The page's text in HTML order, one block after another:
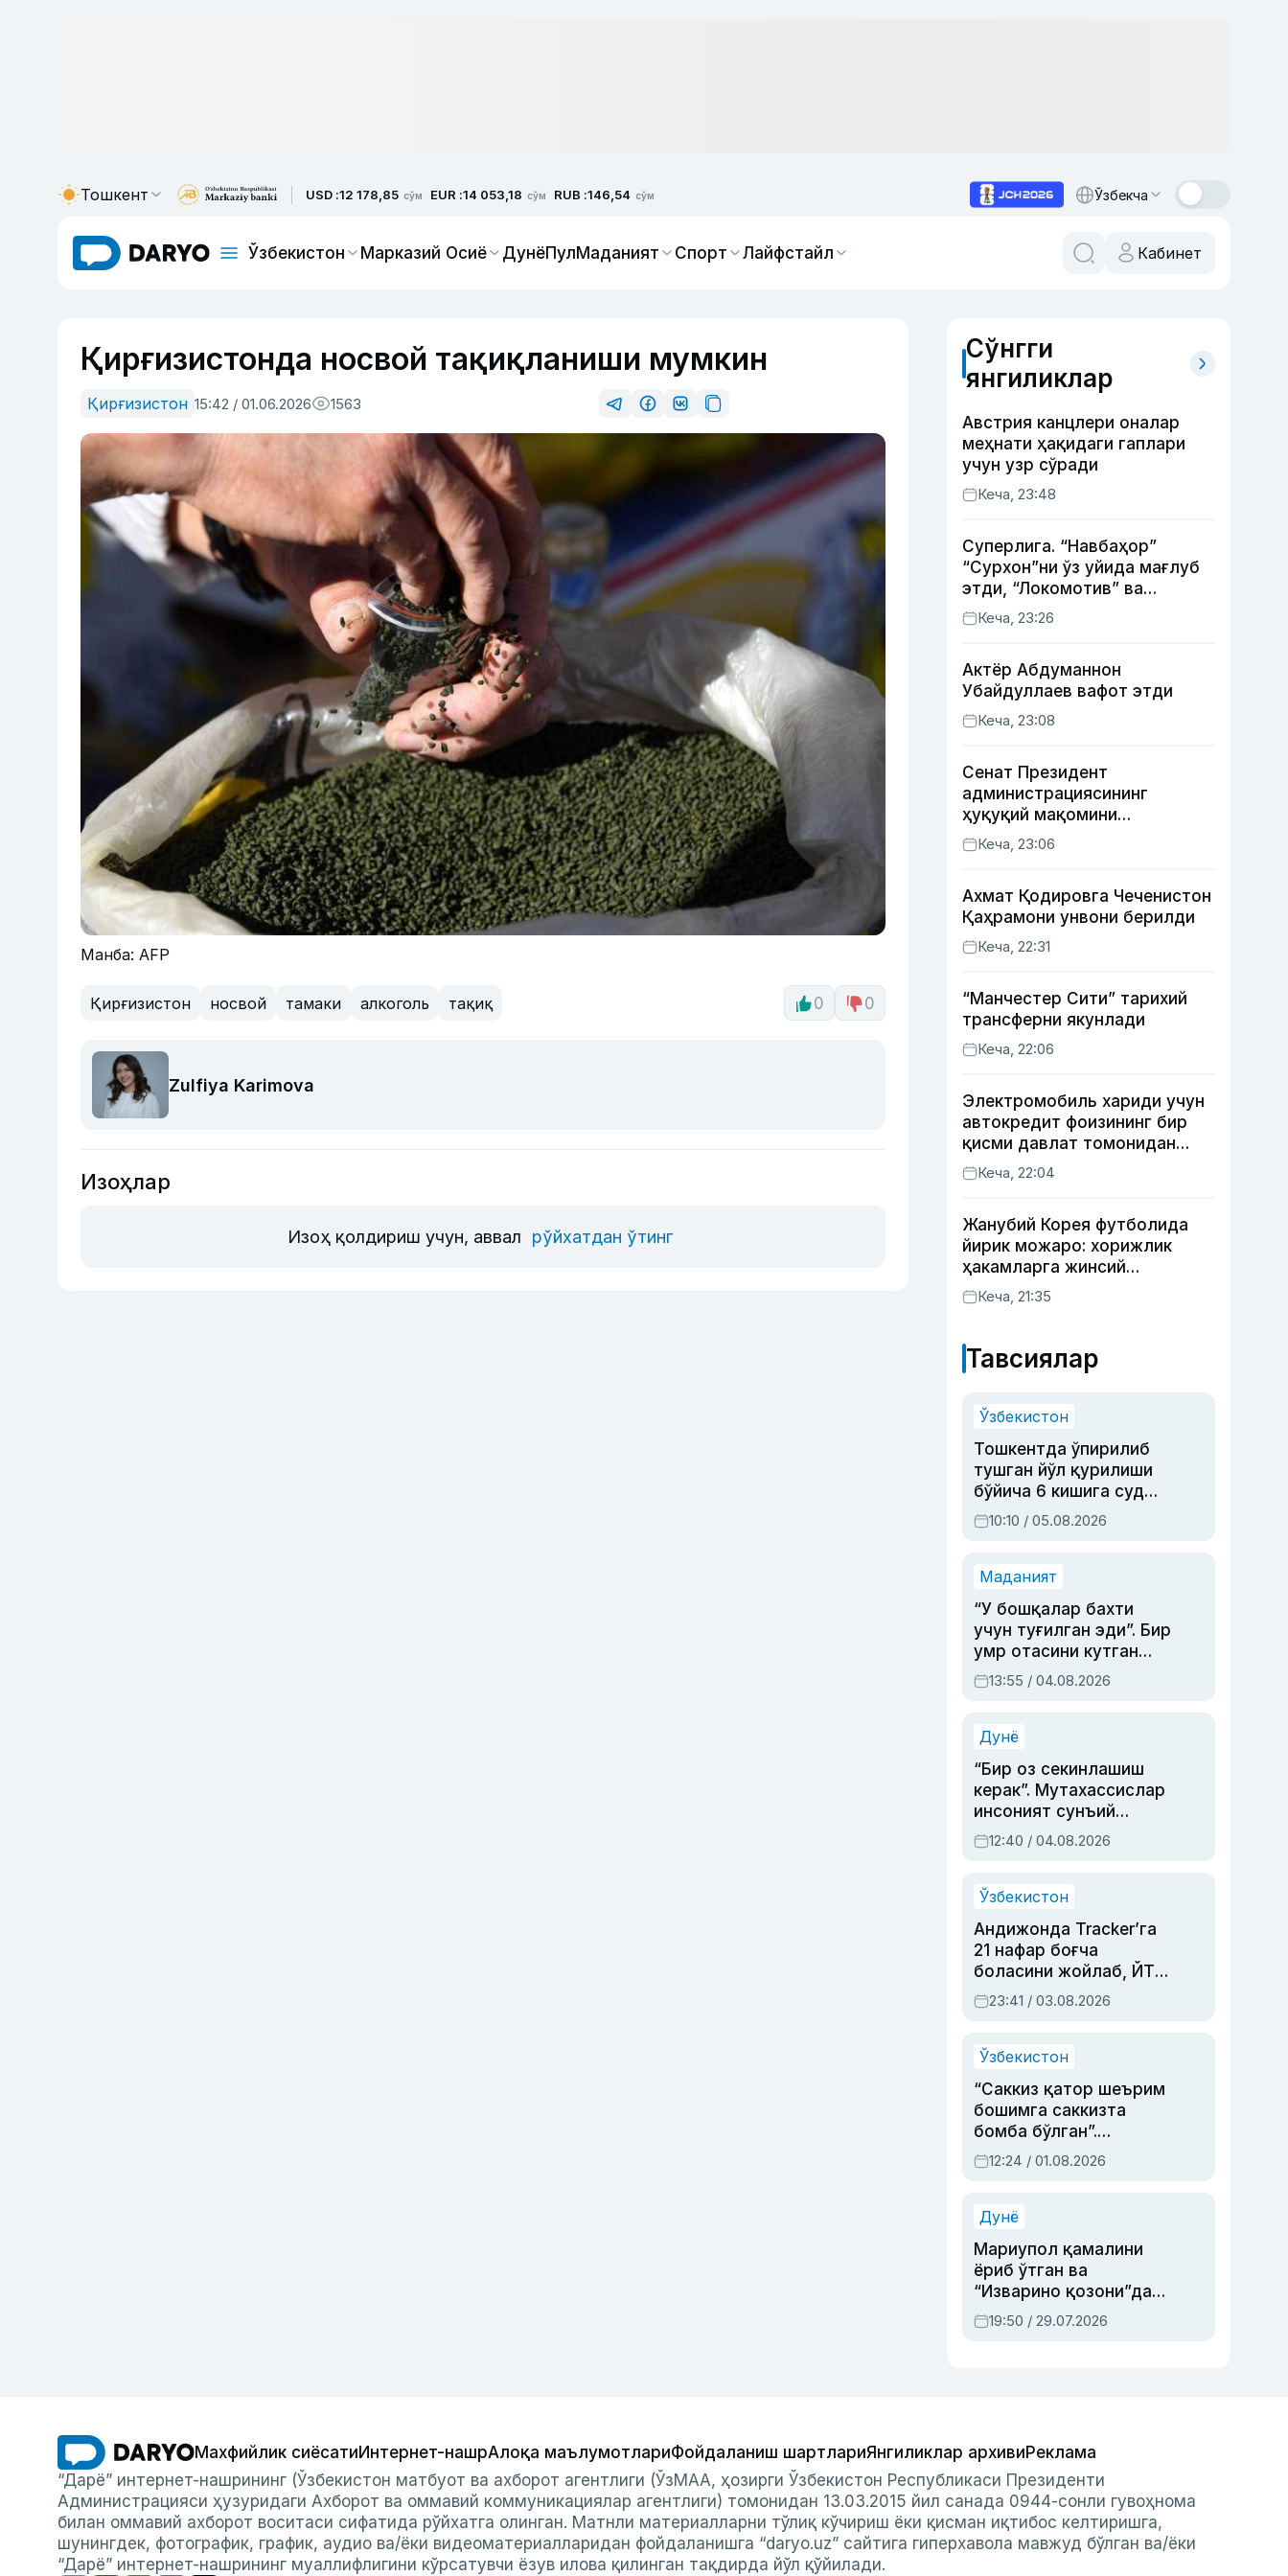
Тошкент USD :12 178,85 сўм EUR :14 053,18 сўм RUB :146,54 сўм Ўзбекча
Ўзбекистон Марказий Осиё ДунёПулМаданият Спорт Лайфстайл Кабинет
Қирғизистонда носвой тақиқланиши мумкин
Қирғизистон 15:42 / 01.06.2026 1563
Манба: AFP
Қирғизистон носвой тамаки алкоголь тақиқ 0 0
Zulfiya Karimova
Изоҳлар
Изоҳ қолдириш учун, аввал рўйхатдан ўтинг
Сўнгги
янгиликлар
Австрия канцлери оналар
меҳнати ҳақидаги гаплари
учун узр сўради
Кеча, 23:48
Суперлига. “Навбаҳор”
“Сурхон”ни ўз уйида мағлуб
этди, “Локомотив” ва
“Хоразм” уйда ғалаба
қозонди
Кеча, 23:26
Актёр Абду­маннон
Убайдуллаев вафот этди
Кеча, 23:08
Сенат Президент
администрациясининг
ҳуқуқий мақомини
белгиловчи конституциявий
қонунни маъқуллади
Кеча, 23:06
Ахмат Қодировга Чеченистон
Қаҳрамони унвони берилди
Кеча, 22:31
“Манчестер Сити” тарихий
трансферни якунлади
Кеча, 22:06
Электромобиль хариди учун
автокредит фоизининг бир
қисми давлат томонидан
қоплаб берилиши мумкин
Кеча, 22:04
Жанубий Корея футболида
йирик можаро: хорижлик
ҳакамларга жинсий
хизматлар кўрсатилгани
маълум қилинди
Кеча, 21:35
Тавсиялар
Ўзбекистон
Тошкентда ўпирилиб
тушган йўл қурилиши
бўйича 6 кишига суд
ҳукми ўқилди
10:10 / 05.08.2026
Маданият
“У бошқалар бахти
учун туғилган эди”. Бир
умр отасини кутган
актриса ва дубльяж
устаси Римма
синовларга тўла ҳаёти
13:55 / 04.08.2026
Дунё
“Бир оз секинлашиш
керак”. Мутахассислар
инсоният сунъий
интеллектни бошқара
олмай қолишидан
12:40 / 04.08.2026
Ўзбекистон
Андижонда Tracker’га
21 нафар боғча
боласини жойлаб, ЙТҲ
содир этган аёлга суд
ҳукми ўқилди
23:41 / 03.08.2026
Ўзбекистон
“Саккиз қатор шеърим
бошимга саккизта
бомба бўлган”.
Абдулла Ориповни
сиёсий айбловлардан
12:24 / 01.08.2026
Дунё
Мариупол қамалини
ёриб ўтган ва
“Изварино қозони”дан
чиққан қаҳрамон —
Украина армияси бош
19:50 / 29.07.2026
Махфийлик сиёсатиИнтернет-нашрАлоқа маълумотлариФойдаланиш шартлариЯнгиликлар архивиРеклама
“Дарё” интернет-нашрининг (Ўзбекистон матбуот ва ахборот агентлиги (ЎзМАА, ҳозирги Ўзбекистон Республикаси Президенти
Администрацияси ҳузуридаги Ахборот ва оммавий коммуникациялар агентлиги) томонидан 13.03.2015 йил санада 0944-сонли гувоҳнома
билан оммавий ахборот воситаси сифатида рўйхатга олинган. Матнли материалларни тўлиқ кўчириш ёки қисман иқтибос келтиришга,
шунингдек, фотографик, график, аудио ва/ёки видеоматериалларидан фойдаланишга “daryo.uz” сайтига гиперхавола мавжуд бўлган ва/ёки
“Дарё” интернет-нашрининг муаллифлигини кўрсатувчи ёзув илова қилинган тақдирда йўл қўйилади.